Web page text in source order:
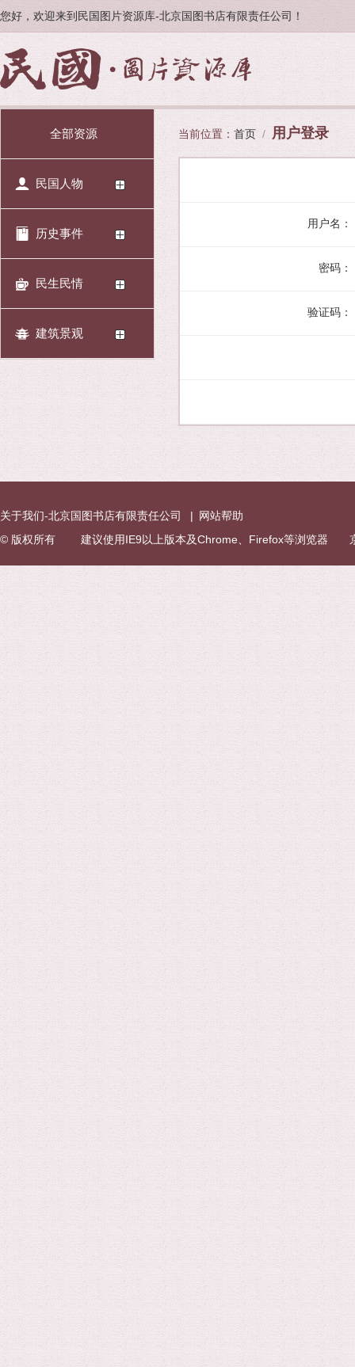
您好，欢迎来到民国图片资源库-北京国图书店有限责任公司！
全部资源
民国人物
历史事件
民生民情
建筑景观
当前位置： 首页 / 用户登录
用户名：
密码：
验证码：
关于我们-北京国图书店有限责任公司 | 网站帮助
© 版权所有 建议使用IE9以上版本及Chrome、Firefox等浏览器